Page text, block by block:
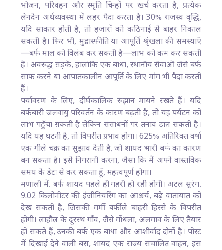
भोजन, परिवहन और स्मृति चिन्हों पर खर्च करता है, प्रत्येक
लेनदेन अर्थव्यवस्था में लहर पैदा करता है। 30% राजस्व वृद्धि,
यदि साकार होती है, तो हजारों को कठिनाई से बाहर निकाल
सकती है। फिर भी, मुद्रास्फीति या आपूर्ति श्रृंखला की समस्याएँ
—बर्फ माल को विलंब कर सकती है—लाभ को कम कर सकती
हैं। अवरुद्ध सड़कें, हालांकि एक बाधा, स्थानीय सेवाओं जैसे बर्फ
साफ करने या आपातकालीन आपूर्ति के लिए मांग भी पैदा करती
हैं।
पर्यावरण के लिए, दीर्घकालिक रुझान मायने रखते हैं। यदि
बर्फबारी जलवायु परिवर्तन के कारण बढ़ती है, तो यह पर्यटन को
लाभ पहुँचा सकती है लेकिन संसाधनों पर तनाव डाल सकती है।
यदि यह घटती है, तो विपरीत प्रभाव होगा। 625% अतिरिक्त वर्षा
एक गीले चक्र का सुझाव देती है, जो शायद भारी बर्फ का कारण
बन सकता है। इसे निगरानी करना, जैसा कि मैं अपने वास्तविक
समय के डेटा से कर सकता हूँ, महत्वपूर्ण होगा।
मणाली में, बर्फ शायद पहले ही गहरी हो रही होगी। अटल सुरंग,
9.02 किलोमीटर की इंजीनियरिंग का आश्चर्य, बढ़े यातायात को
देख सकती है, जिसकी गर्मी बर्फीले बाहरी हिस्से के विपरीत
होगी। लाहौल के दूरस्थ गाँव, जैसे गोंधला, अलगाव के लिए तैयार
हो सकते हैं, उनकी बर्फ एक बाधा और आशीर्वाद दोनों है। पोस्ट
में दिखाई देने वाली बस, शायद एक राज्य संचालित वाहन, इस